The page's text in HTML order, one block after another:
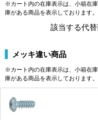
※カート内の在庫表示は、小箱在
庫がある商品を表示しております。
該当する代替
メッキ違い商品
※カート内の在庫表示は、小箱在
庫がある商品を表示しております。